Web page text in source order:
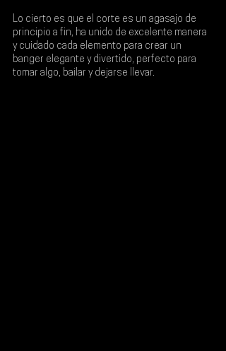
Lo cierto es que el corte es un agasajo de
principio a fin, ha unido de excelente manera
y cuidado cada elemento para crear un
banger elegante y divertido, perfecto para
tomar algo, bailar y dejarse llevar.